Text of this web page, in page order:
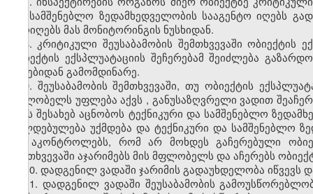
სამშენებლო ზედამხედველობის სააგენტო იღებს
ამოიღებს მას მონიტორინგის ნუსხიდან.
8. კრიტიკული შეუსაბამობის შემთხვევაში ობიექტის
ობიექტის ექსპლუატაციის შეჩერებამ შეიძლება
ბუნებიდან გამომდინარე.
9. შეუსაბამობის შემთხვევაში, თუ ობიექტის ექსპლუ
მფლობელს უფლება აქვს , განუსაზღვრელი ვადით
ამის შესახებ აცნობოს ტექნიკური და სამშენებლო
ვალდებულება უქმდება და ტექნიკური და სამშენებლო
დააკონტროლებს, რომარ მოხდეს გაჩერებული
შემთხვევაში აჯარიმებს მის მფლობელს და აჩერებს
10. დადგენილ ვადაში ჯარიმის გადაუხდელობა იწვევს
11. დადგენილ ვადაში შეუსაბამობის